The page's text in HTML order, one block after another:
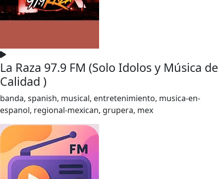
La Raza 97.9 FM (Solo Idolos y Música de
Calidad )
banda, spanish, musical, entretenimiento, musica-en-
espanol, regional-mexican, grupera, mex